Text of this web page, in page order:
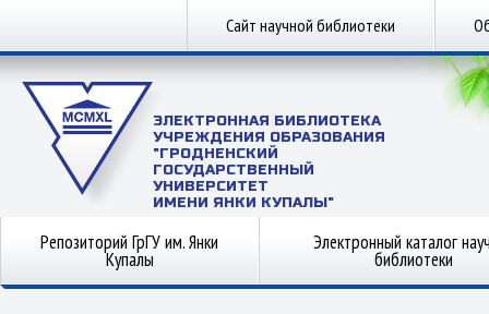
Сайт научной библиотеки
ЭЛЕКТРОННАЯ БИБЛИОТЕКА
УЧРЕЖДЕНИЯ ОБРАЗОВАНИЯ
"ГРОДНЕНСКИЙ
ГОСУДАРСТВЕННЫЙ
УНИВЕРСИТЕТ
ИМЕНИ ЯНКИ КУПАЛЫ"
Репозиторий ГрГУ им. Янки
Купалы
Электронный каталог
библиотеки